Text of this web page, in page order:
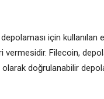
için kullanılan
Filecoin,
doğrulanabilir